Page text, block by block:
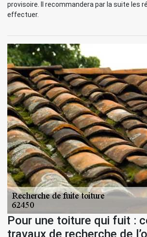
provisoire. Il recommandera par la suite les
effectuer.
Pour une toiture qui fuit :
travaux de recherche de